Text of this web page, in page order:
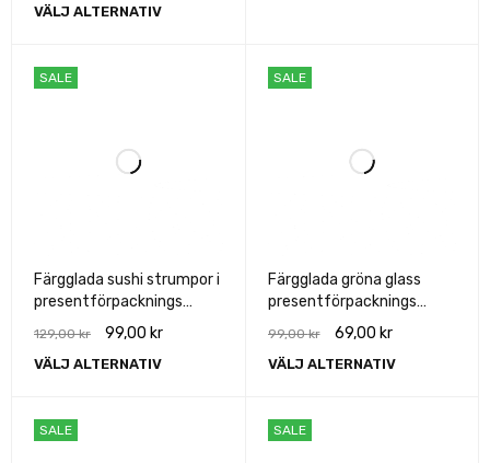
VÄLJ ALTERNATIV
SALE
Färgglada sushi strumpor i
presentförpacknings
129,00kr 99,00 kr
VÄLJ ALTERNATIV
SALE
Färgglada gröna glass
presentförpacknings
99,00kr 69,00 kr
VÄLJ ALTERNATIV
SALE SALE